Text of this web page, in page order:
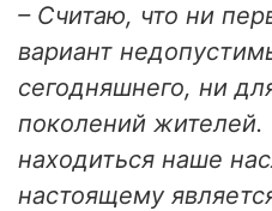
– Считаю, что ни
вариант
сегодняшнего, ни
поколений
находиться наше
настоящему